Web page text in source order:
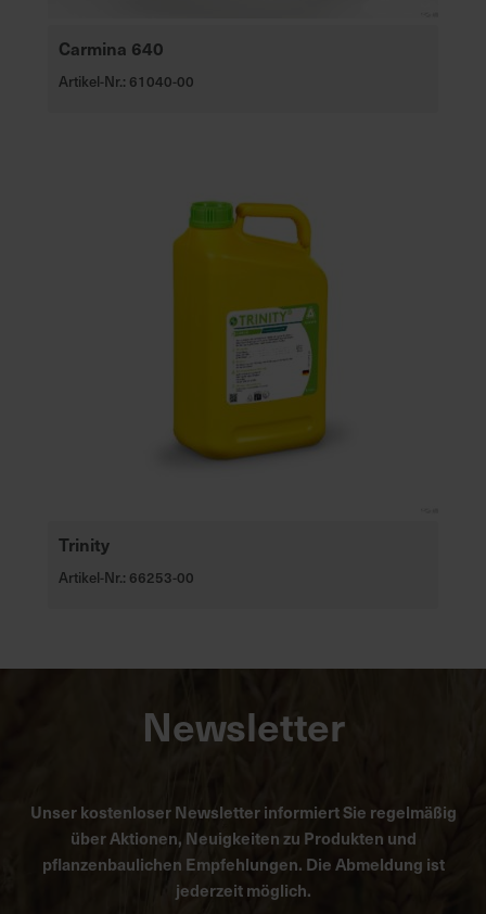
Carmina 640
Artikel-Nr.: 61040-00
Trinity
Artikel-Nr.: 66253-00
Newsletter
Unser kostenloser Newsletter informiert Sie regelmäßig
über Aktionen, Neuigkeiten zu Produkten und
pflanzenbaulichen Empfehlungen. Die Abmeldung ist
jederzeit möglich.